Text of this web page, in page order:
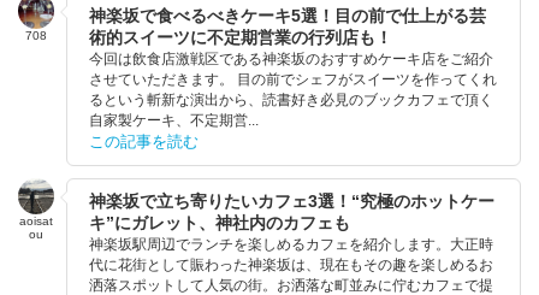
708
神楽坂で食べるべきケーキ5選！目の前で仕上がる芸
術的スイーツに不定期営業の行列店も！
今回は飲食店激戦区である神楽坂のおすすめケーキ店をご紹介
させていただきます。 目の前でシェフがスイーツを作ってくれ
るという斬新な演出から、読書好き必見のブックカフェで頂く
自家製ケーキ、不定期営...
この記事を読む
aoisat
ou
神楽坂で立ち寄りたいカフェ3選！“究極のホットケー
キ”にガレット、神社内のカフェも
神楽坂駅周辺でランチを楽しめるカフェを紹介します。大正時
代に花街として賑わった神楽坂は、現在もその趣を楽しめるお
洒落スポットして人気の街。お洒落な町並みに佇むカフェで提